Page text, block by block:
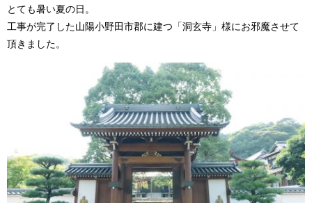
とても暑い夏の日。
工事が完了した山陽小野田市郡に建つ「洞玄寺」様にお邪魔させて
頂きました。